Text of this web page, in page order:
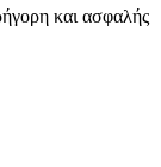
και ασφαλής